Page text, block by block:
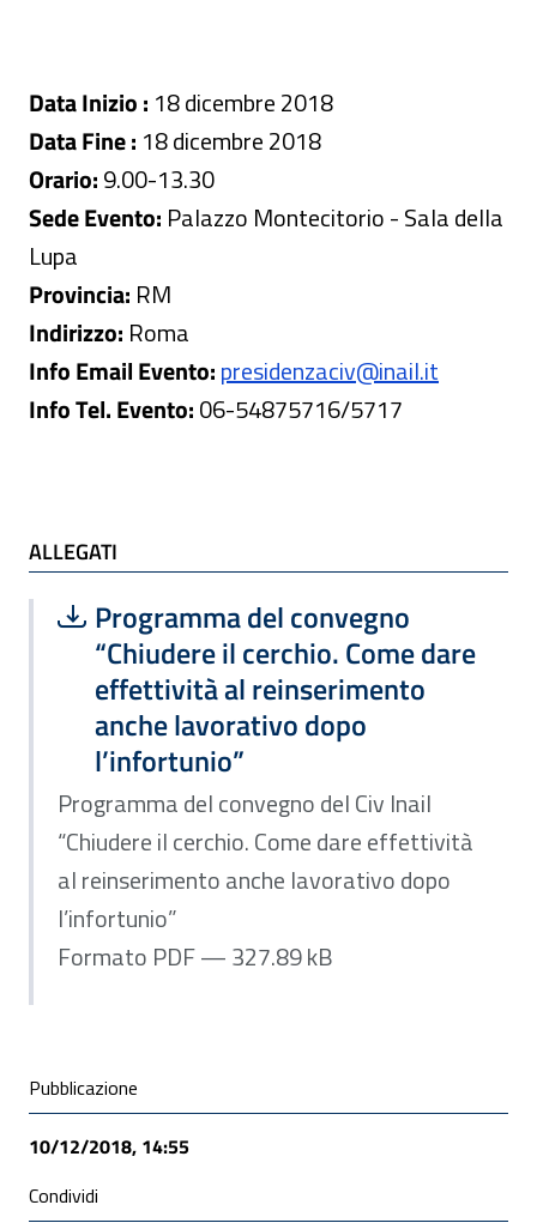
Data Inizio : 18 dicembre 2018
Data Fine : 18 dicembre 2018
Orario:9.00-13.30
Sede Evento: Palazzo Montecitorio - Sala della
Lupa
Provincia: RM
Indirizzo: Roma
Info Email Evento:presidenzaciv@inail.it
Info Tel. Evento:06-54875716/5717
ALLEGATI
ALLEGATI
Scarica file:
Programma del convegno
“Chiudere il cerchio. Come dare
effettività al reinserimento
anche lavorativo dopo
l’infortunio”
Formato PDF — Dimensione 327.89 kB
Programma del convegno del Civ Inail
“Chiudere il cerchio. Come dare effettività
al reinserimento anche lavorativo dopo
l’infortunio”
Formato PDF — 327.89 kB
Condivisione social
Pubblicazione
10/12/2018, 14:55
Condividi